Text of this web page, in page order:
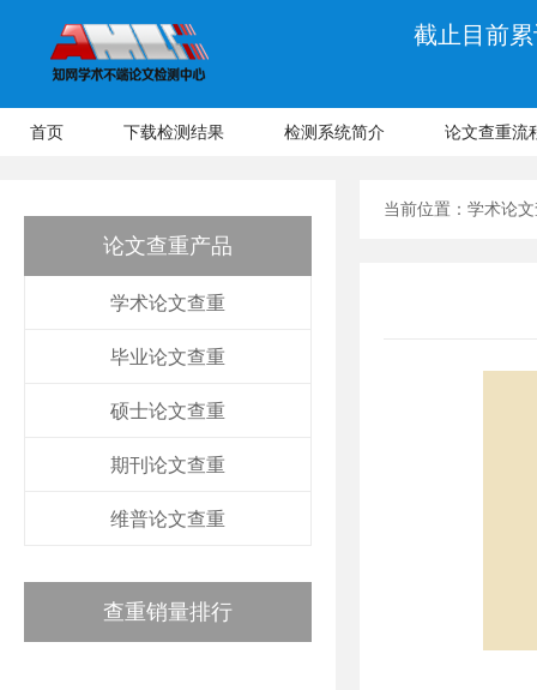
截止目前
首页 下载检测结果 检测系统简介 论文查重流
论文查重产品
学术论文查重
毕业论文查重
硕士论文查重
期刊论文查重
维普论文查重
查重销量排行
当前位置： 学术论